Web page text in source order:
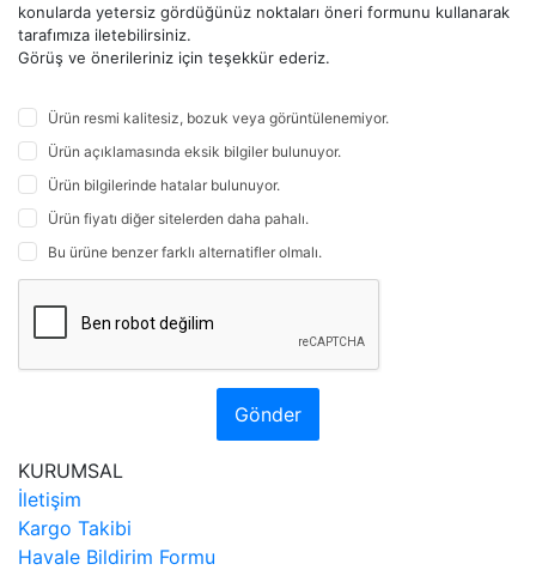
konularda yetersiz gördüğünüz noktaları öneri formunu kullanarak
tarafımıza iletebilirsiniz.
Görüş ve önerileriniz için teşekkür ederiz.
Ürün resmi kalitesiz, bozuk veya görüntülenemiyor.
Ürün açıklamasında eksik bilgiler bulunuyor.
Ürün bilgilerinde hatalar bulunuyor.
Ürün fiyatı diğer sitelerden daha pahalı.
Bu ürüne benzer farklı alternatifler olmalı.
Gönder
KURUMSAL
İletişim
Kargo Takibi
Havale Bildirim Formu